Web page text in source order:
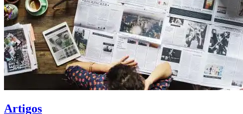
Artigos